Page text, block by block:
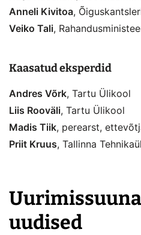
Anneli Kivitoa,
Veiko Tali,
Kaasatud eksperdid
Andres Võrk, Tartu Ülikool
Liis Rooväli, Tartu Ülikool
Madis Tiik, perearst,
Priit Kruus, Tallinna
uudised